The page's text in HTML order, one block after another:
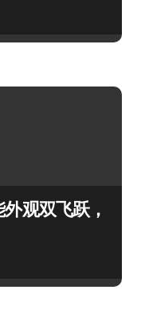
观双飞跃，